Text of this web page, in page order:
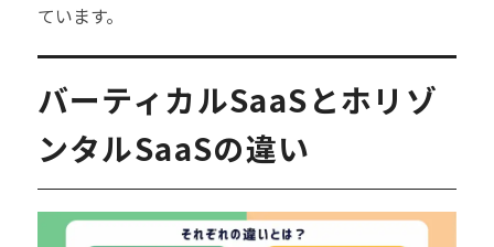
ています。
バーティカルSaaSとホリゾ
ンタルSaaSの違い